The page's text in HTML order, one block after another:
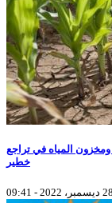
إمتلاء السدود في حدود 28 بالمائة ومخزون المياه في تراجع
خطير